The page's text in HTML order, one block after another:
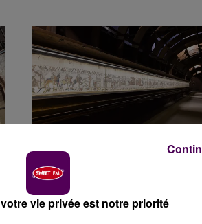
EXPOSITION DE LA TAPISSERIE DE
BAYEUX À LONDRES : DES TICKETS...
vie privée est notre priorité